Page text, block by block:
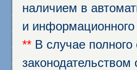
наличием в
и
** В случае